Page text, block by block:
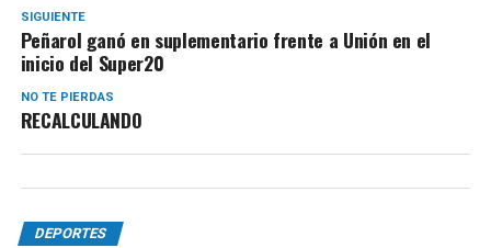
SIGUIENTE
Peñarol ganó en suplementario frente a Unión en el
inicio del Super20
NO TE PIERDAS
RECALCULANDO
DEPORTES